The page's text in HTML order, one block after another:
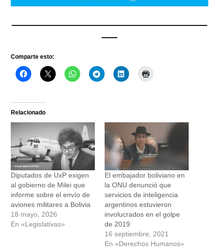
Comparte esto:
Relacionado
Diputados de UxP exigen
al gobierno de Milei que
informe sobre el envío de
aviones militares a Bolivia
18 mayo, 2026
En «Legislativas»
El embajador boliviano en
la ONU denunció que
servicios de inteligencia
argentinos estuvieron
involucrados en el golpe
de 2019
16 septiembre, 2021
En «Derechos Humanos»